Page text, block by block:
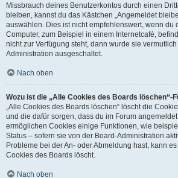
Missbrauch deines Benutzerkontos durch einen
bleiben, kannst du das Kästchen „Angemeldet
auswählen. Dies ist nicht empfehlenswert, wenn du
Computer, zum Beispiel in einem Internetcafé,
nicht zur Verfügung steht, dann wurde sie
Administration ausgeschaltet.
Nach oben
Wozu ist die „Alle Cookies des Boards löschen“-
„Alle Cookies des Boards löschen“ löscht die
und die dafür sorgen, dass du im Forum
ermöglichen Cookies einige Funktionen, wie
Status – sofern sie von der Board-Administration
Probleme bei der An- oder Abmeldung hast, kann
Cookies des Boards löscht.
Nach oben